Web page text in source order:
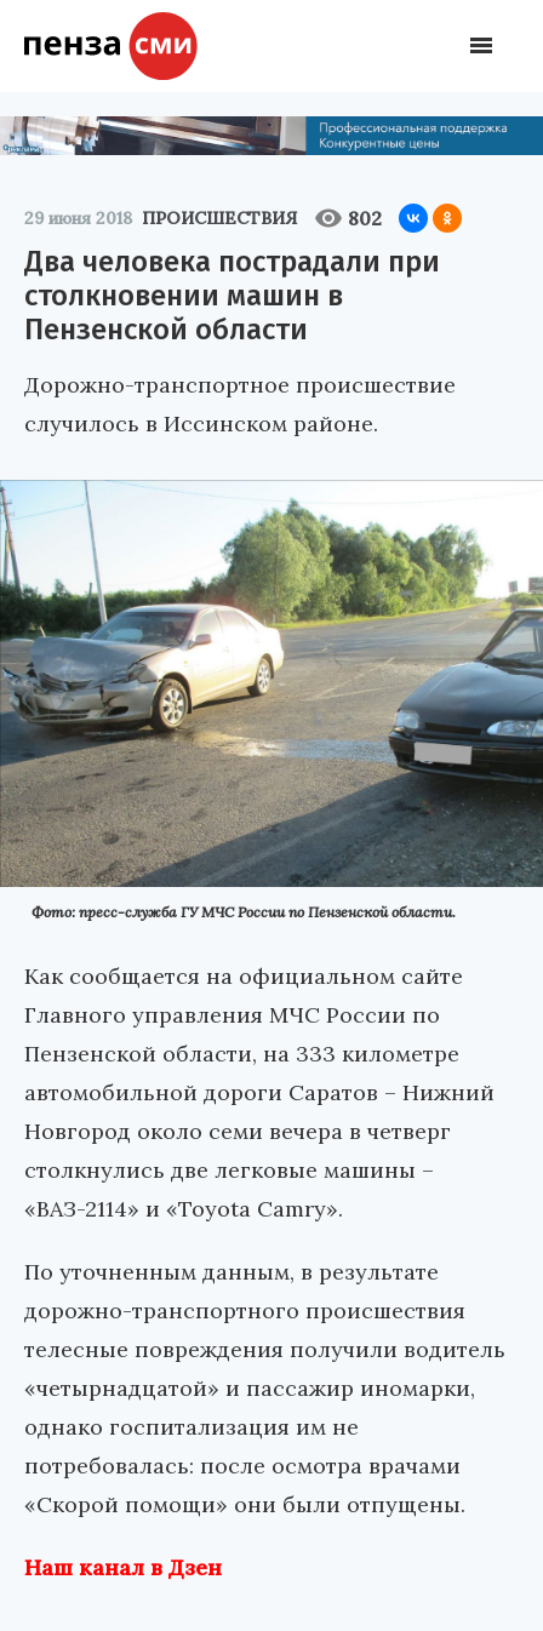
29 июня 2018 ПРОИСШЕСТВИЯ 802
Два человека пострадали при
столкновении машин в
Пензенской области
Дорожно-транспортное происшествие
случилось в Иссинском районе.
Фото: пресс-служба ГУ МЧС России по Пензенской области.
Как сообщается на официальном сайте
Главного управления МЧС России по
Пензенской области, на 333 километре
автомобильной дороги Саратов – Нижний
Новгород около семи вечера в четверг
столкнулись две легковые машины –
«ВАЗ-2114» и «Toyota Camry».
По уточненным данным, в результате
дорожно-транспортного происшествия
телесные повреждения получили водитель
«четырнадцатой» и пассажир иномарки,
однако госпитализация им не
потребовалась: после осмотра врачами
«Скорой помощи» они были отпущены.
Наш канал в Дзен